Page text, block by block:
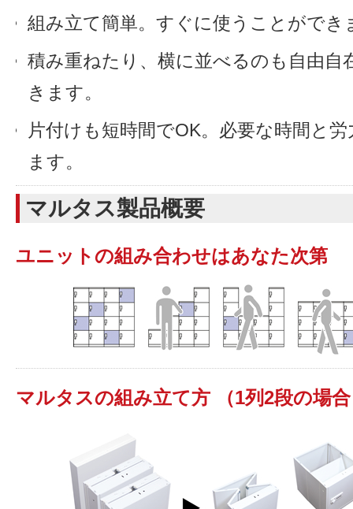
組み立て簡単。すぐに使うことができ
積み重ねたり、横に並べるのも自由自
きます。
片付けも短時間でOK。必要な時間と
ます。
マルタス製品概要
ユニットの組み合わせはあなた次第
マルタスの組み立て方 （1列2段の場